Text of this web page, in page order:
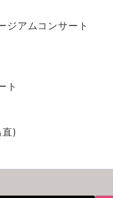
アムコンサート
ト
)